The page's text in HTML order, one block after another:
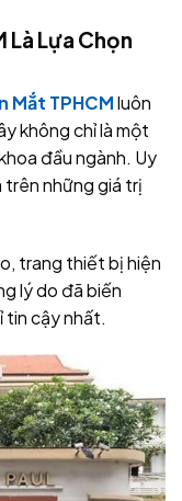
Là Lựa Chọn
Mắt TPHCMluôn
không chỉ là một
đầu ngành. Uy
những giá trị
trang thiết bị hiện
lý do đã biến
tin cậy nhất.